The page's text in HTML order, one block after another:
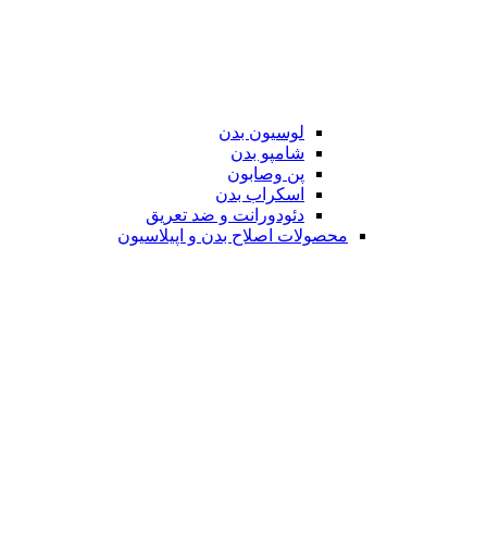
لوسیون بدن
شامپو بدن
پن وصابون
اسکراب بدن
دئودورانت و ضد تعریق
محصولات اصلاح بدن و اپیلاسیون